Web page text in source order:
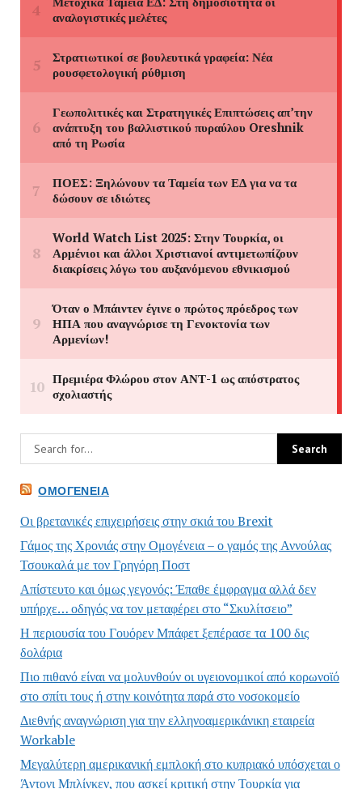
ΟΜΟΓΈΝΕΙΑ
Οι βρετανικές επιχειρήσεις στην σκιά του Brexit
Γάμος της Χρονιάς στην Ομογένεια – ο γαμός της Αννούλας
Τσουκαλά με τον Γρηγόρη Ποστ
Απίστευτο και όμως γεγονός: Έπαθε έμφραγμα αλλά δεν
υπήρχε… οδηγός να τον μεταφέρει στο “Σκυλίτσειο”
Η περιουσία του Γουόρεν Μπάφετ ξεπέρασε τα 100 δις
δολάρια
Πιο πιθανό είναι να μολυνθούν οι υγειονομικοί από κορωνοϊό
στο σπίτι τους ή στην κοινότητα παρά στο νοσοκομείο
Διεθνής αναγνώριση για την ελληνοαμερικάνικη εταιρεία
Workable
Μεγαλύτερη αμερικανική εμπλοκή στο κυπριακό υπόσχεται ο
Άντονι Μπλίνκεν, που ασκεί κριτική στην Τουρκία για